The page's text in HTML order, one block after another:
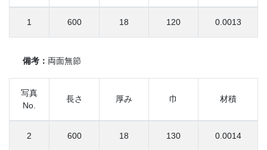
1 600 18 120 0.0013
備考： 両面無節
写真
No.
長さ 厚み 巾 材積
2 600 18 130 0.0014